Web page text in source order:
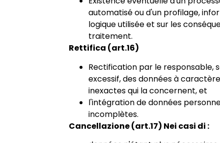
automatisé ou d'un profilage,
logique utilisée et sur les
traitement.
Rettifica (art.16)
Rectification par le responsable,
excessif, des données à
inexactes qui la concernent, et
l'intégration de données
incomplètes.
Cancellazione (art.17) Nei casi di :